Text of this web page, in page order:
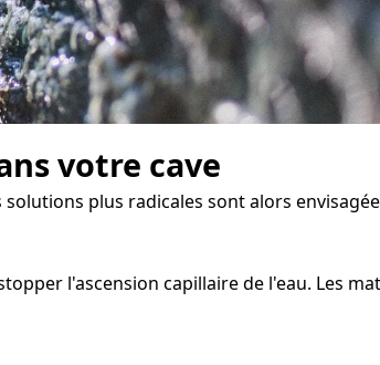
votre cave
plus radicales sont alors
l'ascension capillaire de l'eau. Les